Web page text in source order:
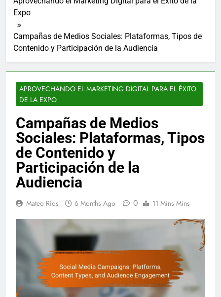
Expo
Campañas de Medios Sociales: Plataformas, Tipos de
Contenido y Participación de la Audiencia
APROVECHANDO EL MARKETING DIGITAL PARA EL ÉXITO
DE LA EXPO
Campañas de Medios
Sociales: Plataformas, Tipos
de Contenido y
Participación de la
Audiencia
Mateo Ríos 6 Months Ago 0 11 Mins Mins